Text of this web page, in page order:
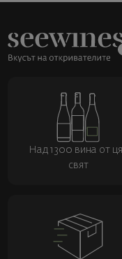
Над 1300 вина от
свят